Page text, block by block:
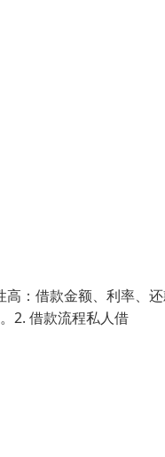
：借款金额、利率、
2. 借款流程私人借